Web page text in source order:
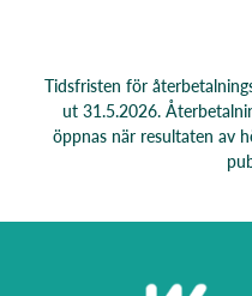
Tidsfristen för
ut 31.5.2026.
öppnas när resultaten av